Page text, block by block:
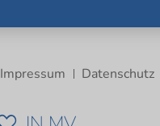
Impressum Datenschutz